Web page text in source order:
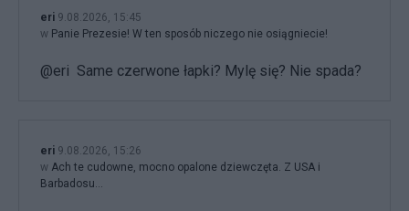
eri 9.08.2026, 15:45
w Panie Prezesie! W ten sposób niczego nie osiągniecie!
@eri Same czerwone łapki? Mylę się? Nie spada?
eri 9.08.2026, 15:26
w Ach te cudowne, mocno opalone dziewczęta. Z USA i
Barbadosu…